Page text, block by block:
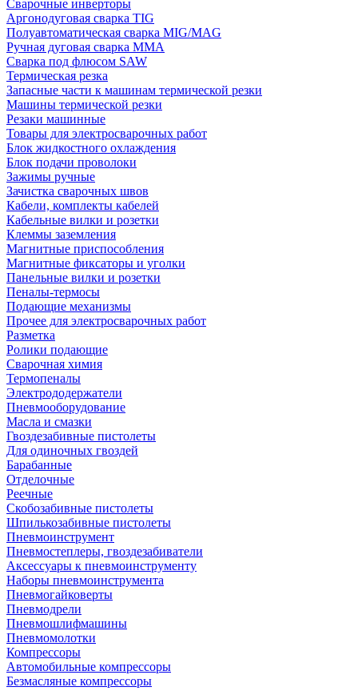
Сварочные инверторы
Аргонодуговая сварка TIG
Полуавтоматическая сварка MIG/MAG
Ручная дуговая сварка MMA
Сварка под флюсом SAW
Термическая резка
Запасные части к машинам термической резки
Машины термической резки
Резаки машинные
Товары для электросварочных работ
Блок жидкостного охлаждения
Блок подачи проволоки
Зажимы ручные
Зачистка сварочных швов
Кабели, комплекты кабелей
Кабельные вилки и розетки
Клеммы заземления
Магнитные приспособления
Магнитные фиксаторы и уголки
Панельные вилки и розетки
Пеналы-термосы
Подающие механизмы
Прочее для электросварочных работ
Разметка
Ролики подающие
Сварочная химия
Термопеналы
Электрододержатели
Пневмооборудование
Масла и смазки
Гвоздезабивные пистолеты
Для одиночных гвоздей
Барабанные
Отделочные
Реечные
Скобозабивные пистолеты
Шпилькозабивные пистолеты
Пневмоинструмент
Пневмостеплеры, гвоздезабиватели
Аксессуары к пневмоинструменту
Наборы пневмоинструмента
Пневмогайковерты
Пневмодрели
Пневмошлифмашины
Пневмомолотки
Компрессоры
Автомобильные компрессоры
Безмасляные компрессоры